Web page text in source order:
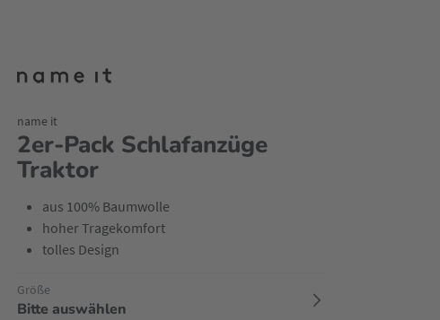
2er-Pack Schlafanzüge
Traktor
name it
aus 100% Baumwolle
hoher Tragekomfort
tolles Design
Größe
Bitte auswählen